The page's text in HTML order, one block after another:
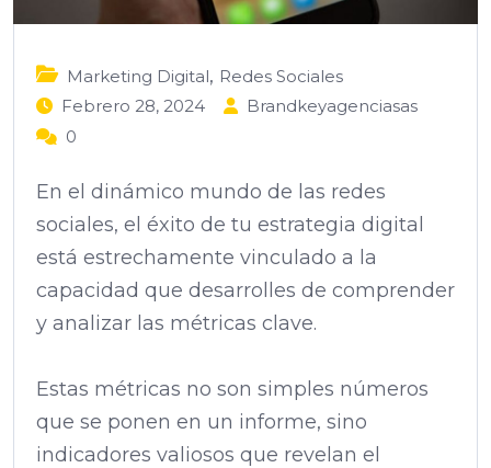
Marketing Digital, Redes Sociales
Febrero 28, 2024
Brandkeyagenciasas
0
En el dinámico mundo de las redes
sociales, el éxito de tu estrategia digital
está estrechamente vinculado a la
capacidad que desarrolles de comprender
y analizar las métricas clave.
Estas métricas no son simples números
que se ponen en un informe, sino
indicadores valiosos que revelan el